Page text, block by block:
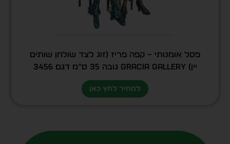
פסל אומנותי – קפה פריז (זוג לצד שולחן שותים
יין) GRACIA GALLERY גובה 35 ס”מ דגם 3456
למחיר לחץ כאן